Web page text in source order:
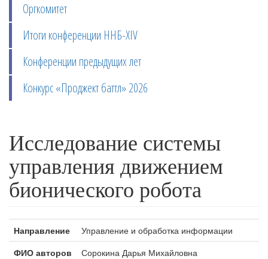
Оргкомитет
Итоги конференции ННБ-XIV
Конференции предыдущих лет
Конкурс «Проджект баттл» 2026
Исследование системы
управления движением
бионического робота
Направление
Управление и обработка информации
ФИО авторов
Сорокина Дарья Михайловна